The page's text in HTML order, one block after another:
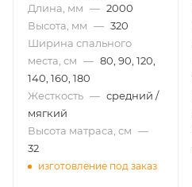
Длина, мм — 2000
Высота, мм — 320
Ширина спального
места, см — 80, 90, 120,
140, 160, 180
Жесткость — средний /
мягкий
Высота матраса, см —
32
изготовление под заказ